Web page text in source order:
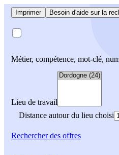
Imprimer Besoin d'aide sur la
Métier, compétence, mot-clé,
Lieu de travail
Distance autour du lieu choisi
Rechercherdes offres